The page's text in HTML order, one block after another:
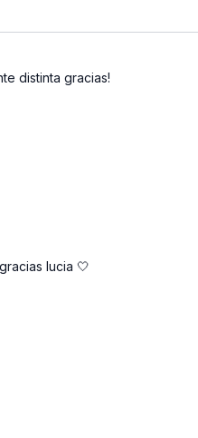
distinta gracias!
lucia 🤍